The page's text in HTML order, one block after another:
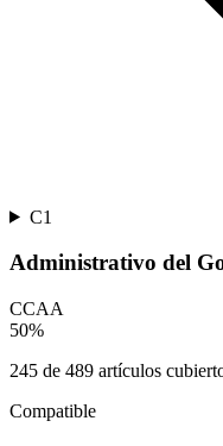
C1
Administrativo del
CCAA
50%
245 de 489 artículos
Compatible